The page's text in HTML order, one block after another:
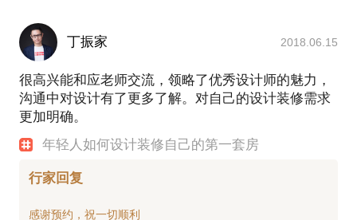
丁振家 2018.06.15
很高兴能和应老师交流，领略了优秀设计师的魅力，
沟通中对设计有了更多了解。对自己的设计装修需求
更加明确。
年轻人如何设计装修自己的第一套房
行家回复